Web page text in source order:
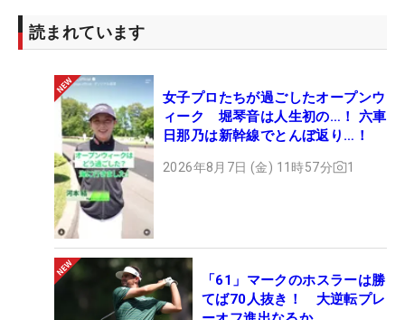
読まれています
女子プロたちが過ごしたオープンウ
ィーク 堀琴音は人生初の…！ 六車
日那乃は新幹線でとんぼ返り…！
2026年8月7日 (金) 11時57分 1
「61」マークのホスラーは勝
てば70人抜き！ 大逆転プレ